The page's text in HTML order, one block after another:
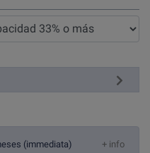
(immediata) + info